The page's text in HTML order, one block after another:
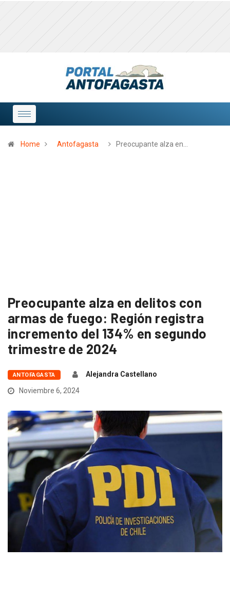
Home Antofagasta Preocupante alza en…
Preocupante alza en delitos con
armas de fuego: Región registra
incremento del 134% en segundo
trimestre de 2024
ANTOFAGASTA
Alejandra Castellano
Noviembre 6, 2024